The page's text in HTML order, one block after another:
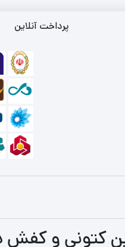
پرداخت آنلاین
کتونی و کفش